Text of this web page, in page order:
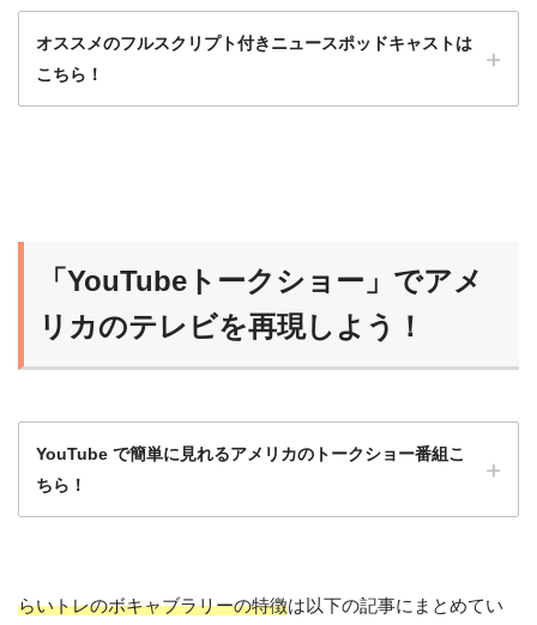
オススメのフルスクリプト付きニュースポッドキャストは
こちら！
らいおん
慣れれば、だんだんスクリプトなしで聞ける
ようになるよ！
「YouTubeトークショー」でアメ
リカのテレビを再現しよう！
YouTube で簡単に見れるアメリカのトークショー番組こ
ちら！
洋画や海外ドラマももちろんいいけど、トー
らいトレのボキャブラリーの特徴は以下の記事にまとめてい